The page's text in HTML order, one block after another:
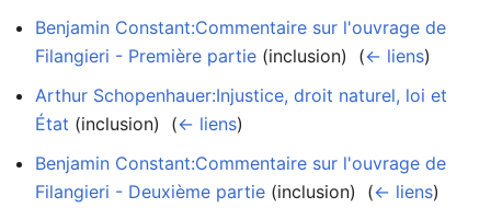
Benjamin Constant:Commentaire sur l'ouvrage de
Filangieri - Première partie (inclusion) ‎ (← liens)
Arthur Schopenhauer:Injustice, droit naturel, loi et
État (inclusion) ‎ (← liens)
Benjamin Constant:Commentaire sur l'ouvrage de
Filangieri - Deuxième partie (inclusion) ‎ (← liens)